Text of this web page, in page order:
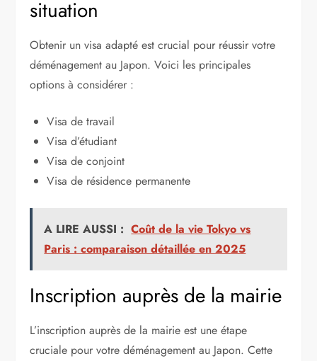
situation
Obtenir un visa adapté est crucial pour réussir votre
déménagement au Japon. Voici les principales
options à considérer :
Visa de travail
Visa d’étudiant
Visa de conjoint
Visa de résidence permanente
A LIRE AUSSI : Coût de la vie Tokyo vs
Paris : comparaison détaillée en 2025
Inscription auprès de la mairie
L’inscription auprès de la mairie est une étape
cruciale pour votre déménagement au Japon. Cette